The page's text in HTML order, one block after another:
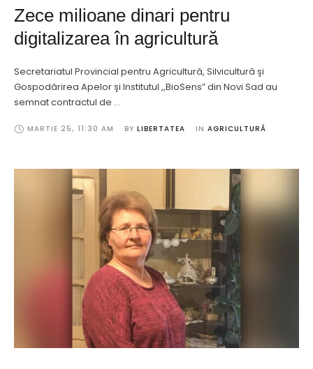
Zece milioane dinari pentru
digitalizarea în agricultură
Secretariatul Provincial pentru Agricultură, Silvicultură şi
Gospodărirea Apelor şi Institutul ,,BioSens” din Novi Sad au
semnat contractul de …
MARTIE 25, 11:30 AM BY LIBERTATEA IN AGRICULTURĂ